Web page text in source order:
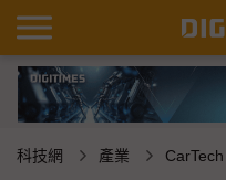
科技網 產業